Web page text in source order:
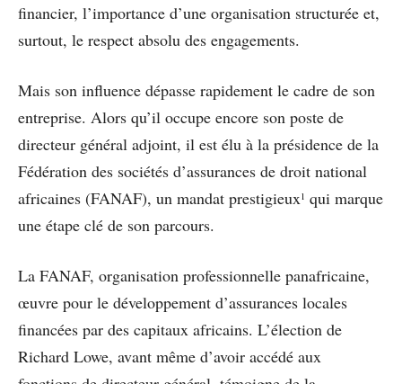
financier, l’importance d’une organisation structurée et,
surtout, le respect absolu des engagements.
Mais son influence dépasse rapidement le cadre de son
entreprise. Alors qu’il occupe encore son poste de
directeur général adjoint, il est élu à la présidence de la
Fédération des sociétés d’assurances de droit national
africaines (FANAF), un mandat prestigieux1 qui marque
une étape clé de son parcours.
La FANAF, organisation professionnelle panafricaine,
œuvre pour le développement d’assurances locales
financées par des capitaux africains. L’élection de
Richard Lowe, avant même d’avoir accédé aux